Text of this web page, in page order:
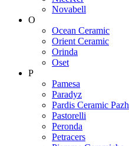
Novabell
O
Ocean Ceramic
Orient Ceramic
Orinda
Oset
P
Pamesa
Paradyz
Pardis Ceramic Pazh
Pastorelli
Peronda
Petracers